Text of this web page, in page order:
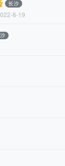
长沙
8-19